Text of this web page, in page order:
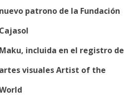
nuevo patrono de la Fundación
Cajasol
Maku, incluida en el registro de
artes visuales Artist of the